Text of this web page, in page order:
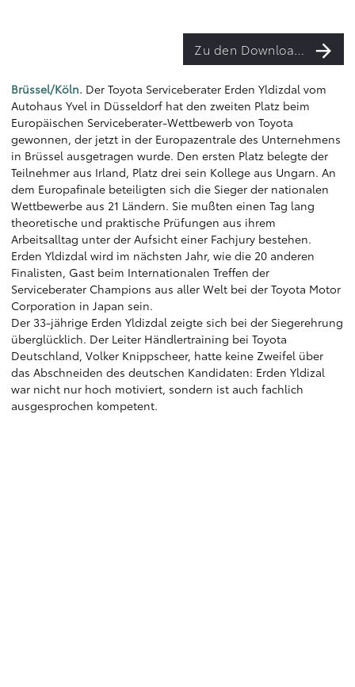
Zu den Downloads
Brüssel/Köln. Der Toyota Serviceberater Erden Yldizdal vom
Autohaus Yvel in Düsseldorf hat den zweiten Platz beim
Europäischen Serviceberater-Wettbewerb von Toyota
gewonnen, der jetzt in der Europazentrale des Unternehmens
in Brüssel ausgetragen wurde. Den ersten Platz belegte der
Teilnehmer aus Irland, Platz drei sein Kollege aus Ungarn. An
dem Europafinale beteiligten sich die Sieger der nationalen
Wettbewerbe aus 21 Ländern. Sie mußten einen Tag lang
theoretische und praktische Prüfungen aus ihrem
Arbeitsalltag unter der Aufsicht einer Fachjury bestehen.
Erden Yldizdal wird im nächsten Jahr, wie die 20 anderen
Finalisten, Gast beim Internationalen Treffen der
Serviceberater Champions aus aller Welt bei der Toyota Motor
Corporation in Japan sein.
Der 33-jährige Erden Yldizdal zeigte sich bei der Siegerehrung
überglücklich. Der Leiter Händlertraining bei Toyota
Deutschland, Volker Knippscheer, hatte keine Zweifel über
das Abschneiden des deutschen Kandidaten: Erden Yldizal
war nicht nur hoch motiviert, sondern ist auch fachlich
ausgesprochen kompetent.